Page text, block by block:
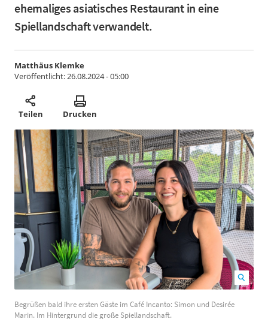
ehemaliges asiatisches Restaurant in eine
Spiellandschaft verwandelt.
Matthäus Klemke
Veröffentlicht:26.08.2024 - 05:00
Teilen Drucken
Simon und Desirée Marin. Im Hintergrund die große
Begrüßen bald ihre ersten Gäste im Café Incanto: Simon und Desirée
Marin. Im Hintergrund die große Spiellandschaft.